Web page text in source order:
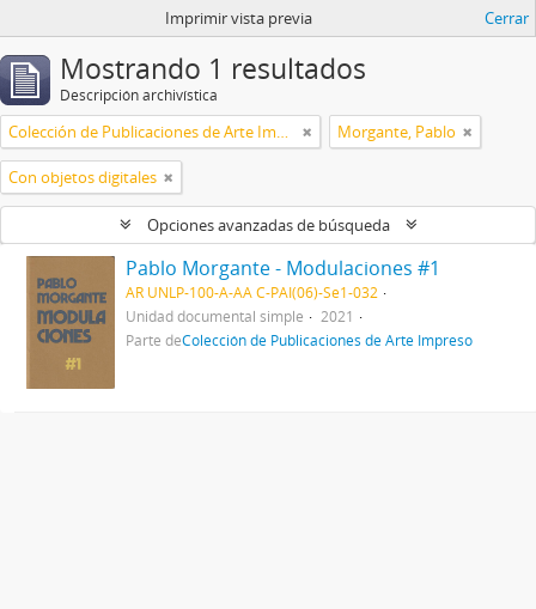
Imprimir vista previa Cerrar
Mostrando 1 resultados
Descripción archivística
Colección de Publicaciones de Arte Impreso Morgante, Pablo
Con objetos digitales
Opciones avanzadas de búsqueda
Pablo Morgante - Modulaciones #1
AR UNLP-100-A-AA C-PAI(06)-Se1-032
Unidad documental simple
2021
Parte deColección de Publicaciones de Arte Impreso